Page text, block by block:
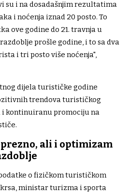
su i na dosadašnjim rezultatima
i noćenja iznad 20 posto. To
ove godine do 21. travnja u
prošle godine, i to sa dva
i tri posto više noćenja",
dijela turističke godine
trendova turističkog
kontinuiranu promociju na
ali i optimizam
o fizičkom turističkom
ministar turizma i sporta